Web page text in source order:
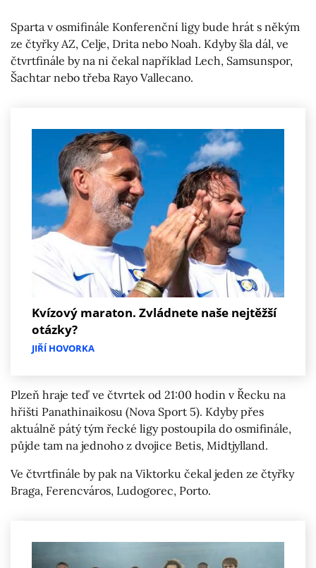
Sparta v osmifinále Konferenční ligy bude hrát s někým
ze čtyřky AZ, Celje, Drita nebo Noah. Kdyby šla dál, ve
čtvrtfinále by na ni čekal například Lech, Samsunspor,
Šachtar nebo třeba Rayo Vallecano.
Kvízový maraton. Zvládnete naše nejtěžší
otázky?
JIŘÍ HOVORKA
Plzeň hraje teď ve čtvrtek od 21:00 hodin v Řecku na
hřišti Panathinaikosu (Nova Sport 5). Kdyby přes
aktuálně pátý tým řecké ligy postoupila do osmifinále,
půjde tam na jednoho z dvojice Betis, Midtjylland.
Ve čtvrtfinále by pak na Viktorku čekal jeden ze čtyřky
Braga, Ferencváros, Ludogorec, Porto.